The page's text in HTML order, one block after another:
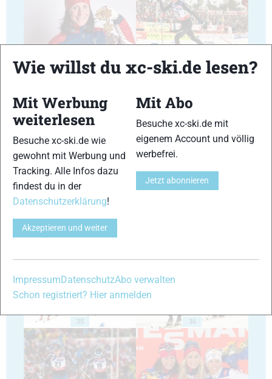
29 30
31
35 36
Wie willst du xc-ski.de lesen?
Mit Werbung
weiterlesen
Besuche xc-ski.de wie
gewohnt mit Werbung und
Tracking. Alle Infos dazu
findest du in der
Datenschutzerklärung!
Akzeptieren und weiter
Mit Abo
Besuche xc-ski.de mit
eigenem Account und völlig
werbefrei.
Jetzt abonnieren
ImpressumDatenschutzAbo verwalten
Schon registriert? Hier anmelden